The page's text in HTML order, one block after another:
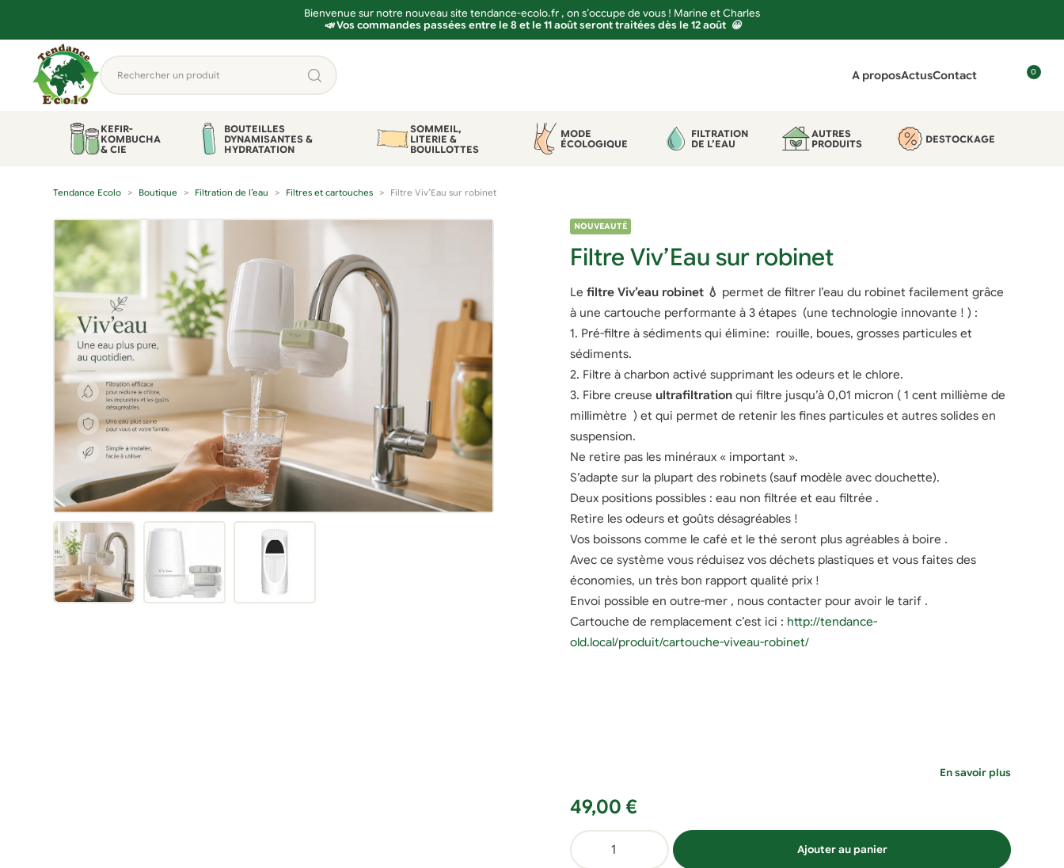
Bienvenue sur notre nouveau site tendance-ecolo.fr , on s’occupe de vous ! Marine et Charles
📣 Vos commandes passées entre le 8 et le 11 août seront traitées dès le 12 août 😀
contenu
Rechercher
un
A proposActusContact
n
0
KEFIR-
KOMBUCHA
& CIE
BOUTEILLES
DYNAMISANTES &
HYDRATATION
SOMMEIL,
LITERIE &
BOUILLOTTES
MODE
ÉCOLOGIQUE
FILTRATION
DE L’EAU
AUTRES
PRODUITS
DESTOCKAGE
Tendance Ecolo Boutique Filtration de l’eau Filtres et cartouches Filtre Viv’Eau sur robinet
NOUVEAUTÉ
Filtre Viv’Eau sur robinet
Le filtre Viv’eau robinet 💧 permet de filtrer l’eau du robinet facilement grâce
à une cartouche performante à 3 étapes (une technologie innovante ! ) :
1. Pré-filtre à sédiments qui élimine: rouille, boues, grosses particules et
sédiments.
2. Filtre à charbon activé supprimant les odeurs et le chlore.
3. Fibre creuse ultrafiltration qui filtre jusqu’à 0,01 micron ( 1 cent millième de
millimètre ) et qui permet de retenir les fines particules et autres solides en
suspension.
Ne retire pas les minéraux « important ».
S’adapte sur la plupart des robinets (sauf modèle avec douchette).
Deux positions possibles : eau non filtrée et eau filtrée .
Retire les odeurs et goûts désagréables !
Vos boissons comme le café et le thé seront plus agréables à boire .
Avec ce système vous réduisez vos déchets plastiques et vous faites des
économies, un très bon rapport qualité prix !
Envoi possible en outre-mer , nous contacter pour avoir le tarif .
Cartouche de remplacement c’est ici : http://tendance-
old.local/produit/cartouche-viveau-robinet/
En savoir plus
49,00 €
quantité
de
Ajouter au panier